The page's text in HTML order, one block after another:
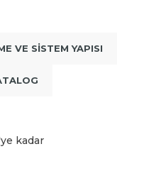
VE SISTEM YAPISI
kadar